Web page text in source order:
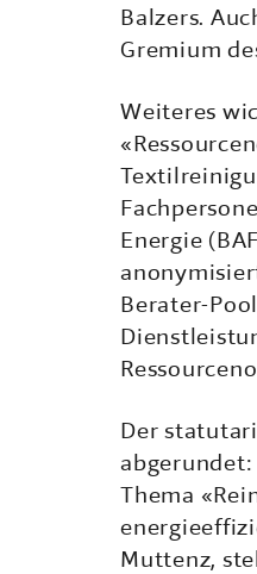
Balzers.
Gremium
Weiteres
Energie
Berater-
Der
Thema
Muttenz,